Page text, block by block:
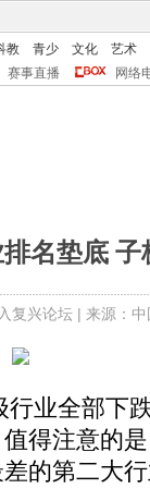
教 青少 文化
艺术
赛事直播 网络
名垫底
复兴论坛| 来源：
业全部下
得注意的
的第二大